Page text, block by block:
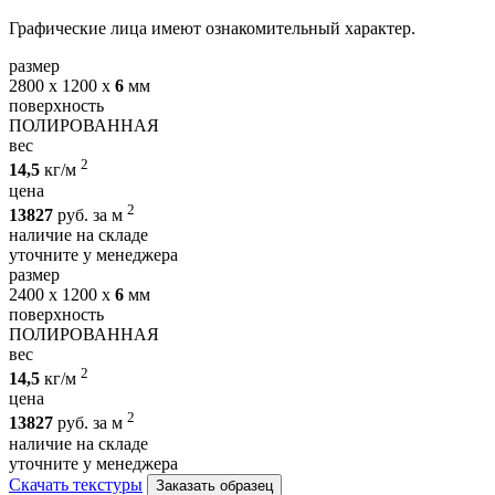
Графические лица имеют ознакомительный характер.
размер
2800 х 1200 х 6 мм
поверхность
ПОЛИРОВАННАЯ
вес
14,5 кг/м 2
цена
13827 руб. за м 2
наличие на складе
уточните у менеджера
размер
2400 х 1200 х 6 мм
поверхность
ПОЛИРОВАННАЯ
вес
14,5 кг/м 2
цена
13827 руб. за м 2
наличие на складе
уточните у менеджера
Скачать текстуры
Заказать образец